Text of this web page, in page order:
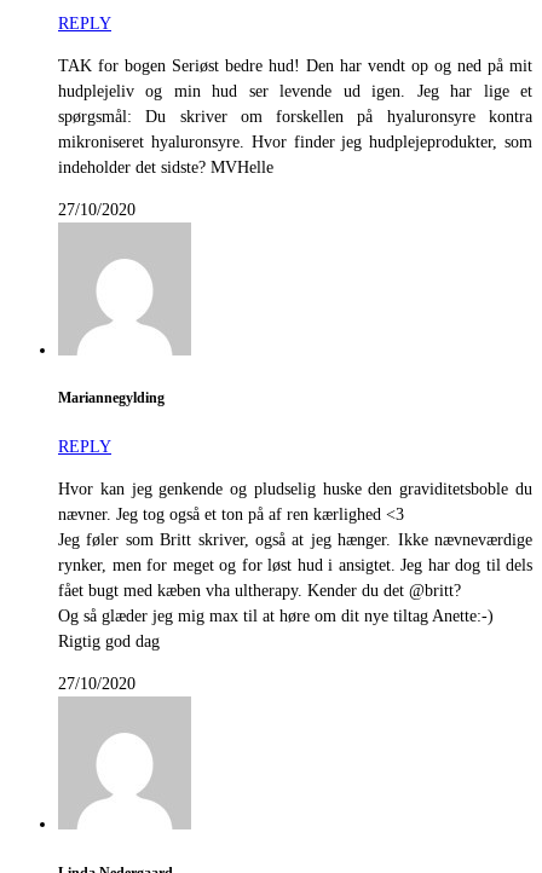
REPLY
TAK for bogen Seriøst bedre hud! Den har vendt op og ned på mit
hudplejeliv og min hud ser levende ud igen. Jeg har lige et
spørgsmål: Du skriver om forskellen på hyaluronsyre kontra
mikroniseret hyaluronsyre. Hvor finder jeg hudplejeprodukter, som
indeholder det sidste? MVHelle
27/10/2020
Mariannegylding
REPLY
Hvor kan jeg genkende og pludselig huske den graviditetsboble du
nævner. Jeg tog også et ton på af ren kærlighed <3
Jeg føler som Britt skriver, også at jeg hænger. Ikke nævneværdige
rynker, men for meget og for løst hud i ansigtet. Jeg har dog til dels
fået bugt med kæben vha ultherapy. Kender du det @britt?
Og så glæder jeg mig max til at høre om dit nye tiltag Anette:-)
Rigtig god dag
27/10/2020